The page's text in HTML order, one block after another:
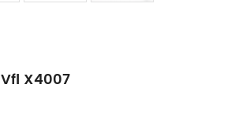
خطأ البصرية محدد Vfl X4007